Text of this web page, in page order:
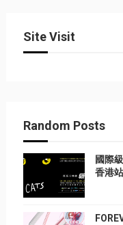
Site Visit
Random Posts
國際
香港